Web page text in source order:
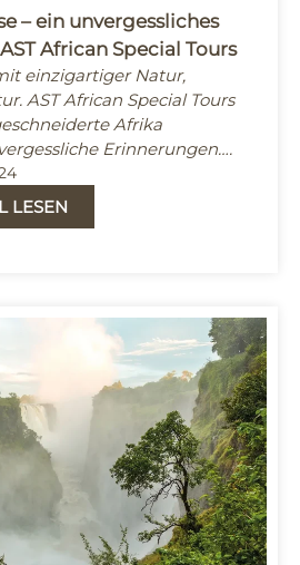
– ein unvergessliches
African Special Tours
einzigartiger Natur,
AST African Special Tours
Afrika
Erinnerungen….
LESEN